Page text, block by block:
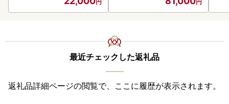
最近チェックした返礼品
返礼品詳細ページの閲覧で、ここに履歴が表示されます。